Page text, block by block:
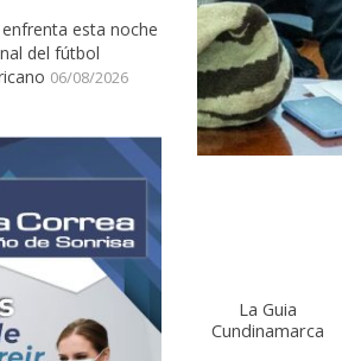
esta noche
del fútbol
06/08/2026
La Guia
Cundinamarca